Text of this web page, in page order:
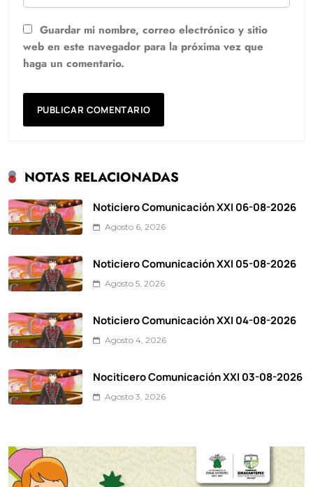
Guardar mi nombre, correo electrónico y sitio
web en este navegador para la próxima vez que
haga un comentario.
NOTAS RELACIONADAS
Noticiero Comunicación XXI 06-08-2026
Agosto 6, 2026
Noticiero Comunicación XXI 05-08-2026
Agosto 5, 2026
Noticiero Comunicación XXI 04-08-2026
Agosto 4, 2026
Nociticero Comunicación XXI 03-08-2026
Agosto 3, 2026